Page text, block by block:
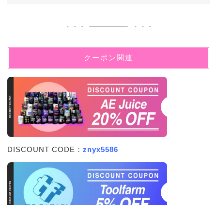
クーポン関連
DISCOUNT CODE： znyx5586